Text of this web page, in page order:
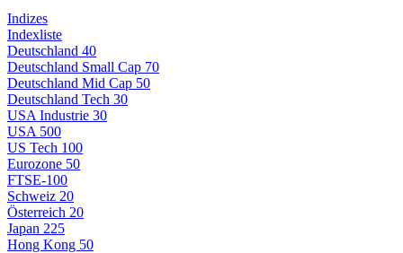
Indizes
Indexliste
Deutschland 40
Deutschland Small Cap 70
Deutschland Mid Cap 50
Deutschland Tech 30
USA Industrie 30
USA 500
US Tech 100
Eurozone 50
FTSE-100
Schweiz 20
Österreich 20
Japan 225
Hong Kong 50